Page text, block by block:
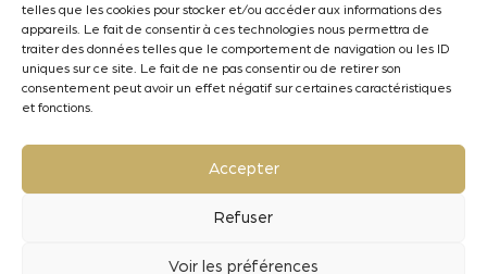
telles que les cookies pour stocker et/ou accéder aux informations des
appareils. Le fait de consentir à ces technologies nous permettra de
traiter des données telles que le comportement de navigation ou les ID
uniques sur ce site. Le fait de ne pas consentir ou de retirer son
consentement peut avoir un effet négatif sur certaines caractéristiques
et fonctions.
Accepter
Refuser
Voir les préférences
contact@oenobois.com
Mentions légales
Lamothe-Abiet